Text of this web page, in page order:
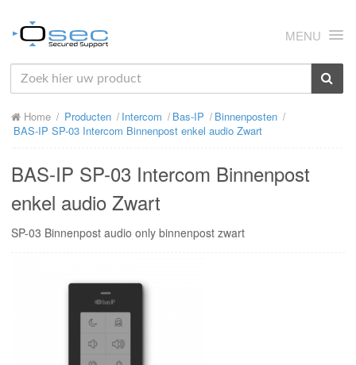
MENU
HOME
OVER ONS
MIJN OSEC
Home Producten Intercom Bas-IP
Binnenposten
BAS-IP SP-03 Intercom Binnenpost enkel audio Zwart
BAS-IP SP-03 Intercom Binnenpost
enkel audio Zwart
SP-03 Binnenpost audio only binnenpost zwart